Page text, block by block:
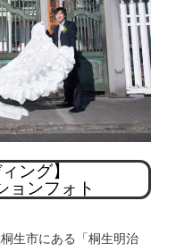
ング】
ョンフォト
生市にある「桐生明治